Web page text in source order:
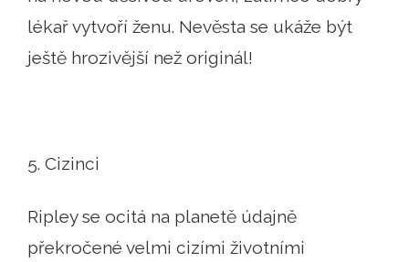
lékař vytvoří ženu. Nevěsta se ukáže být
ještě hrozivější než originál!
5. Cizinci
Ripley se ocitá na planetě údajně
překročené velmi cizími životními